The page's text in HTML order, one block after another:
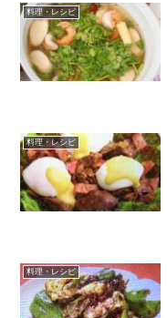
料理・レシピ
料理・レシピ
料理・レシピ